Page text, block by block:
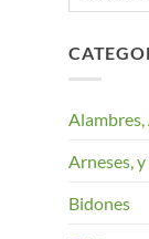
Alambres,
Arneses,
Bidones